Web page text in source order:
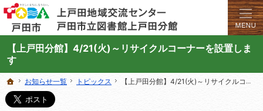
【上戸田分館】4/21(火)～リサイクルコーナーを設置しま
す
学びと交流のプラットフォーム。地域の講座や施設をご案内しています。
上戸田地域交流センターや戸田市立図書館上戸田分館の総合案内サイト
ホーム
お知らせ一覧 トピックス 【上戸田分館】4/21(火)～リサイクルコーナーを設置します
ホーム
お知らせ一覧 トピックス 【上戸田分館】4/21(火)～リサイクルコーナーを設置します